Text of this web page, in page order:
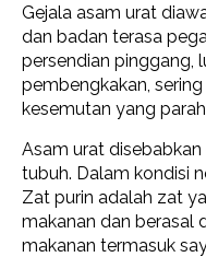
Gejala asam urat
dan badan terasa
persendian pinggang,
pembengkakan,
kesemutan yang
Asam urat
tubuh. Dalam kondisi
Zat purin adalah zat
makanan dan berasal
makanan termasuk